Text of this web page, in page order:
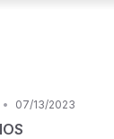
• 07/13/2023